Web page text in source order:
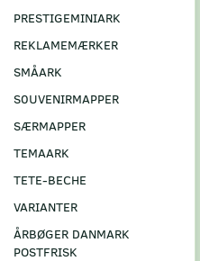
PRESTIGEMINIARK
REKLAMEMÆRKER
SMÅARK
S0UVENIRMAPPER
SÆRMAPPER
TEMAARK
TETE-BECHE
VARIANTER
ÅRBØGER DANMARK
POSTFRISK